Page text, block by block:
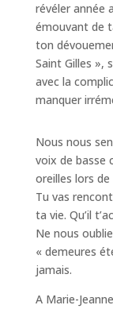
révéler année
émouvant de
ton
Saint Gilles »,
avec la
manquer
Nous nous
voix de basse
oreilles lors
Tu vas
ta vie. Qu’il
Ne nous
« demeures
jamais.
A Marie-